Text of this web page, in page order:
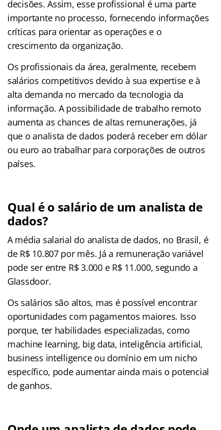
decisões. Assim, esse profissional é uma parte
importante no processo, fornecendo informações
críticas para orientar as operações e o
crescimento da organização.
Os profissionais da área, geralmente, recebem
salários competitivos devido à sua expertise e à
alta demanda no mercado da tecnologia da
informação. A possibilidade de trabalho remoto
aumenta as chances de altas remunerações, já
que o analista de dados poderá receber em dólar
ou euro ao trabalhar para corporações de outros
países.
Qual é o salário de um analista de
dados?
A média salarial do analista de dados, no Brasil, é
de R$ 10.807 por mês. Já a remuneração variável
pode ser entre R$ 3.000 e R$ 11.000, segundo a
Glassdoor.
Os salários são altos, mas é possível encontrar
oportunidades com pagamentos maiores. Isso
porque, ter habilidades especializadas, como
machine learning, big data, inteligência artificial,
business intelligence ou domínio em um nicho
específico, pode aumentar ainda mais o potencial
de ganhos.